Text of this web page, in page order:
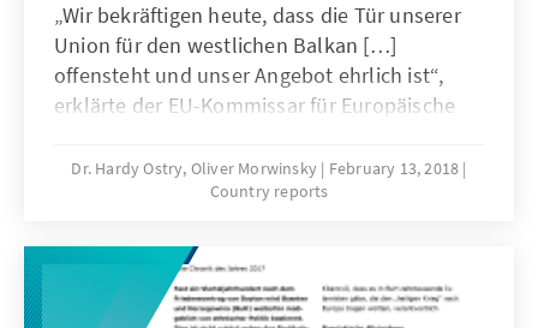
„Wir bekräftigen heute, dass die Tür unserer
Union für den westlichen Balkan […]
offensteht und unser Angebot ehrlich ist“,
erklärte der EU-Kommissar für Europäische
Erweiterungsverhandlungen, Johannes Hahn.
Dr. Hardy Ostry, Oliver Morwinsky
February 13, 2018
Country reports